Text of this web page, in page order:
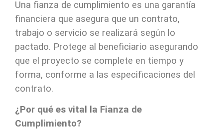
Una fianza de cumplimiento es una garantía
financiera que asegura que un contrato,
trabajo o servicio se realizará según lo
pactado. Protege al beneficiario asegurando
que el proyecto se complete en tiempo y
forma, conforme a las especificaciones del
contrato.
¿Por qué es vital la Fianza de
Cumplimiento?